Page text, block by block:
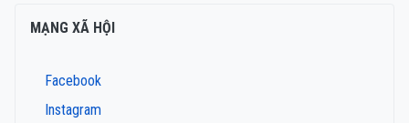
MẠNG XÃ HỘI
Facebook
Instagram